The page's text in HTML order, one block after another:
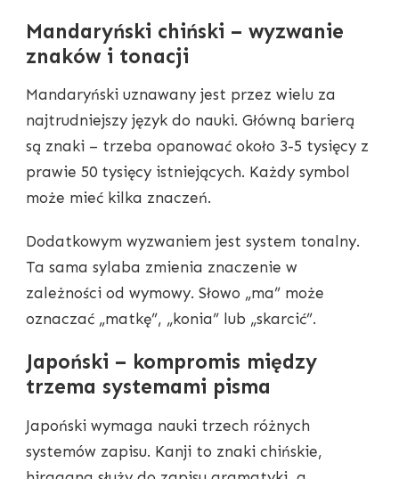
Mandaryński chiński – wyzwanie
znaków i tonacji
Mandaryński uznawany jest przez wielu za
najtrudniejszy język do nauki. Główną barierą
są znaki – trzeba opanować około 3-5 tysięcy z
prawie 50 tysięcy istniejących. Każdy symbol
może mieć kilka znaczeń.
Dodatkowym wyzwaniem jest system tonalny.
Ta sama sylaba zmienia znaczenie w
zależności od wymowy. Słowo „ma” może
oznaczać „matkę”, „konia” lub „skarcić”.
Japoński – kompromis między
trzema systemami pisma
Japoński wymaga nauki trzech różnych
systemów zapisu. Kanji to znaki chińskie,